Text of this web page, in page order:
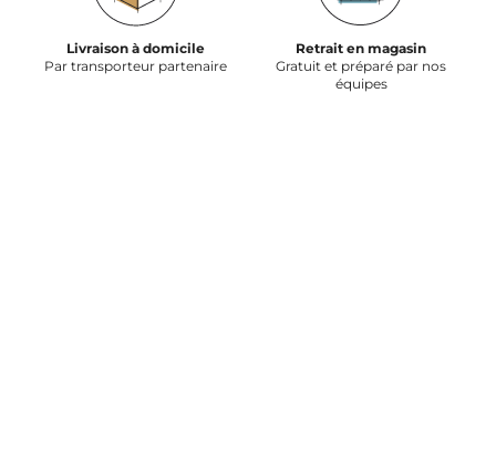
Livraison à domicile
Par transporteur partenaire
Retrait en magasin
Gratuit et préparé par nos
équipes